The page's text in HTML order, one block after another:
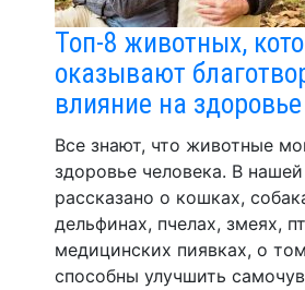
Топ-8 животных,
оказывают
влияние на
Все знают, что животные
здоровье человека. В нашей
рассказано о кошках,
дельфинах, пчелах, змеях,
медицинских пиявках, о
способны улучшить